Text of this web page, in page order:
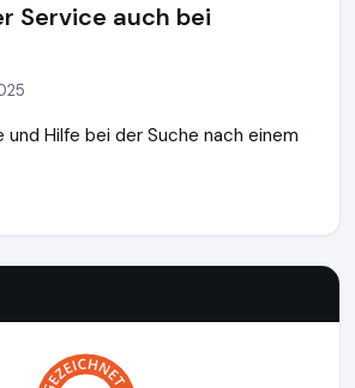
Service auch bei
und Hilfe bei der Suche nach einem